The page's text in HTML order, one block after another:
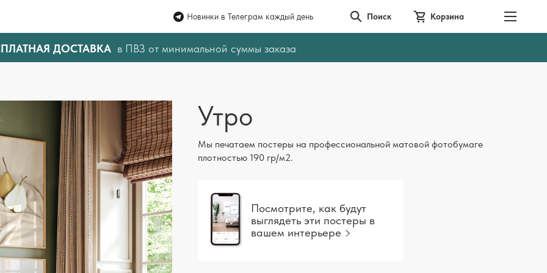
Новинки в Телеграм каждый день Поиск Корзина
ДОСТАВКА в ПВЗ от минимальной суммы заказа
Утро
Мы печатаем постеры на профессиональной матовой фотобумаге
плотностью 190 гр/м2.
Посмотрите, как будут
выглядеть эти постеры в
вашем интерьере